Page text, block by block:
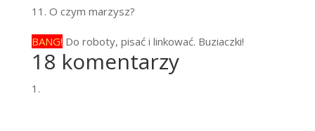
11. O czym marzysz?
BANG! Do roboty, pisać i linkować. Buziaczki!
18 komentarzy